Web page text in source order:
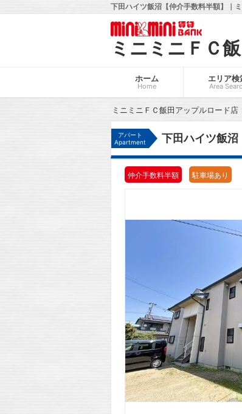
下田ハイツ飯沼【仲介手数料半額】｜
ミニミニＦＣ
ホーム
Home
エリア検
Area
ミニミニＦＣ飯田アップルロード店
アパート
Apartment
下田ハイツ飯沼
仲介手数料半額 駐車場あり